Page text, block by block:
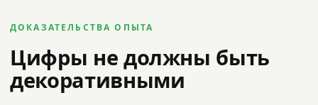
ДОКАЗАТЕЛЬСТВА ОПЫТА
Цифры не должны быть
декоративными